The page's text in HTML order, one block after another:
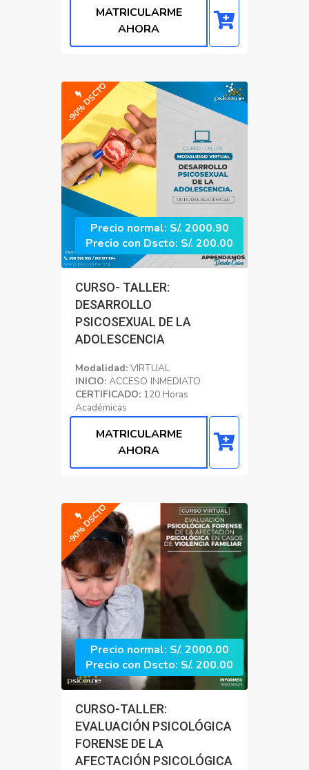
MATRICULARME
AHORA
-90% DSCTO
Precio normal: S/. 2000.90
Precio con Dscto: S/. 200.00
CURSO- TALLER:
DESARROLLO
PSICOSEXUAL DE LA
ADOLESCENCIA
Modalidad: VIRTUAL
INICIO: ACCESO INMEDIATO
CERTIFICADO: 120 Horas
Académicas
Educacion
MATRICULARME
AHORA
-90% DSCTO
Precio normal: S/. 2000.00
Precio con Dscto: S/. 200.00
CURSO-TALLER:
EVALUACIÓN PSICOLÓGICA
FORENSE DE LA
AFECTACIÓN PSICOLÓGICA